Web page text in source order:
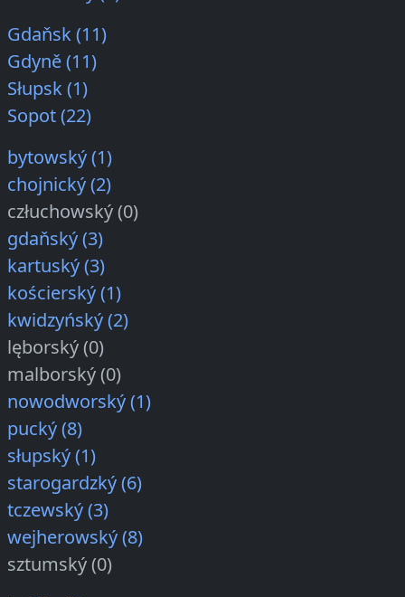
Gdaňsk (11)
Gdyně (11)
Słupsk (1)
Sopot (22)
bytowský (1)
chojnický (2)
człuchowský (0)
gdaňský (3)
kartuský (3)
kościerský (1)
kwidzyńský (2)
lęborský (0)
malborský (0)
nowodworský (1)
pucký (8)
słupský (1)
starogardzký (6)
tczewský (3)
wejherowský (8)
sztumský (0)